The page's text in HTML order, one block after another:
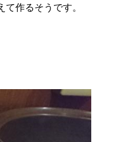
作るそうです。